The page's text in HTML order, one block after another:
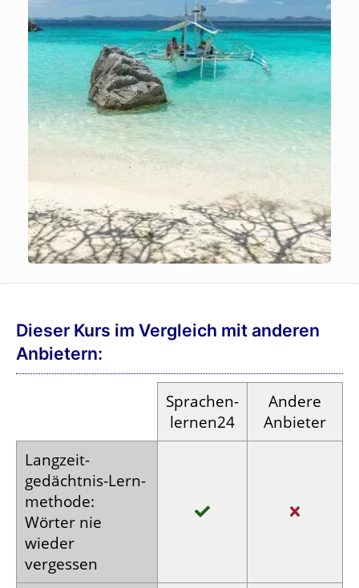
Dieser Kurs im Vergleich mit anderen
Anbietern:
Sprachen­
lernen24
Andere
Anbieter
Langzeit­
gedächtnis-Lern­
methode:
Wörter nie
wieder
vergessen